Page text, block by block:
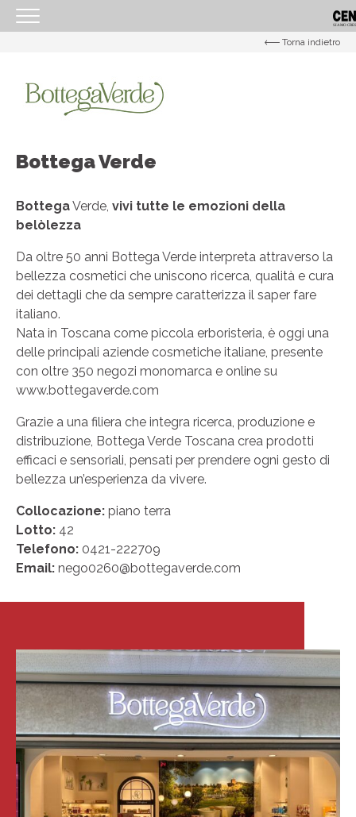
IL CENTRO
COME RAGGIUNGERCI
NEGOZI
EVENTI
SERVIZI
IL TUO BUSINESS AL CENTRO
CONTATTI
Torna indietro
Bottega Verde
BottegaVerde, vivi tutte le emozioni della
belòlezza
Da oltre 50 anni Bottega Verde interpreta attraverso la
bellezza cosmetici che uniscono ricerca, qualità e cura
dei dettagli che da sempre caratterizza il saper fare
italiano.
Nata in Toscana come piccola erboristeria, è oggi una
delle principali aziende cosmetiche italiane, presente
con oltre 350 negozi monomarca e online su
www.bottegaverde.com
Grazie a una filiera che integra ricerca, produzione e
distribuzione, Bottega Verde Toscana crea prodotti
efficaci e sensoriali, pensati per prendere ogni gesto di
bellezza un’esperienza da vivere.
Collocazione: piano terra
Lotto: 42
Telefono: 0421-222709
Email: nego0260@bottegaverde.com